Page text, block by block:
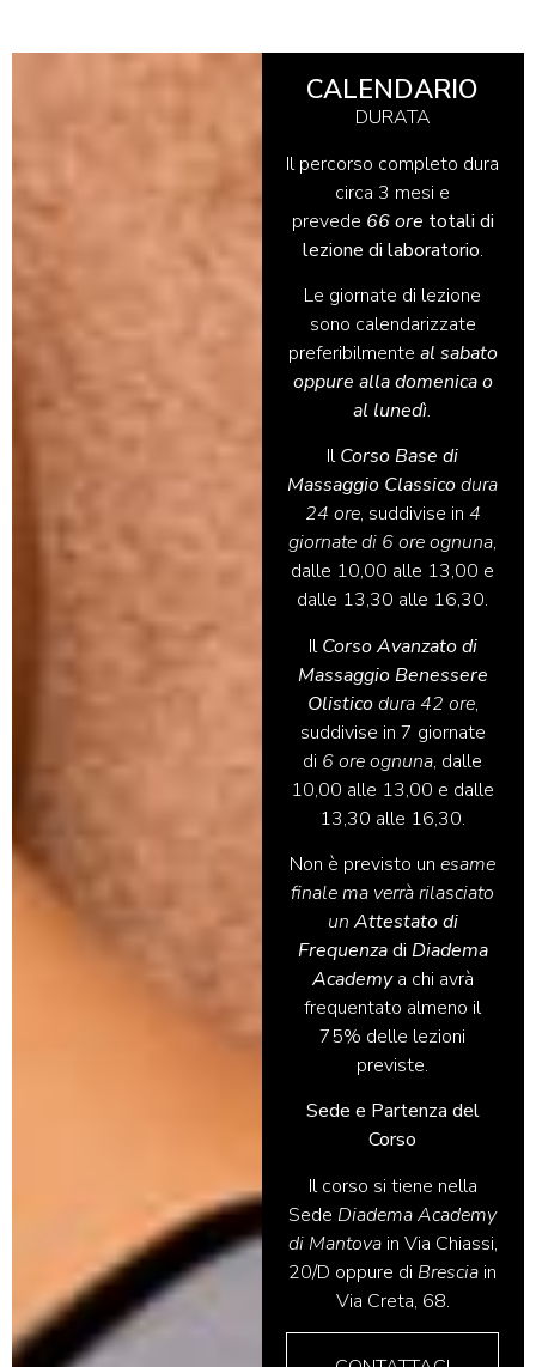
CALENDARIO
DURATA
Il percorso completo dura
circa 3 mesi e
prevede 66 ore totali di
lezione di laboratorio.
Le giornate di lezione
sono calendarizzate
preferibilmente al sabato
oppure alla domenica o
al lunedì.
IlCorso Base di
Massaggio Classicodura
24 ore, suddivise in 4
giornate di 6 ore ognuna,
dalle 10,00 alle 13,00 e
dalle 13,30 alle 16,30.
IlCorso Avanzato di
Massaggio Benessere
Olisticodura 42 ore,
suddivise in 7 giornate
di 6 ore ognuna, dalle
10,00 alle 13,00 e dalle
13,30 alle 16,30.
Non è previsto unesame
finale ma verrà rilasciato
un Attestato di
Frequenzadi Diadema
Academya chi avrà
frequentato almeno il
75% delle lezioni
previste.
Sede e Partenza del
Corso
Il corso si tiene nella
Sede Diadema Academy
di Mantovain Via Chiassi,
20/D oppure di Brescia in
Via Creta, 68.